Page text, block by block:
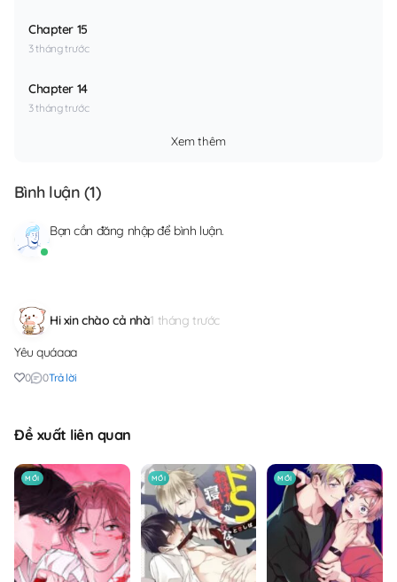
Chapter 15
3 tháng trước
Chapter 14
3 tháng trước
Xem thêm
Bình luận (1)
Bạn cần đăng nhậpđể bình luận.
Hi xin chào cả nhà1 tháng trước
Yêu quáaaa
0 0Trả lời
Đề xuất liên quan
MỚI MỚI MỚI